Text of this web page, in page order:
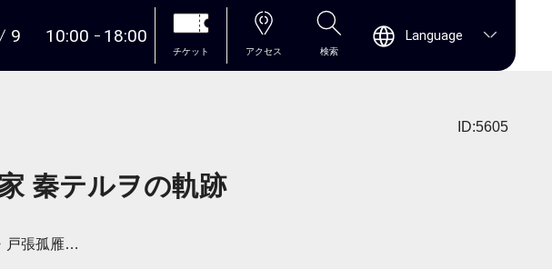
9 10:00 18:00
チケット アクセス 検索
Language
ID:5605
秦テルヲの軌跡
戸張孤雁…